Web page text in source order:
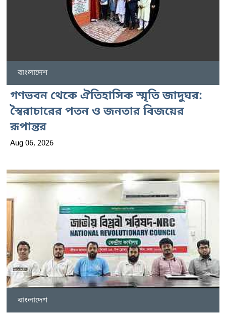
বাংলাদেশ
গণভবন থেকে ঐতিহাসিক স্মৃতি জাদুঘর:
স্বৈরাচারের পতন ও জনতার বিজয়ের
রূপান্তর
Aug 06, 2026
বাংলাদেশ